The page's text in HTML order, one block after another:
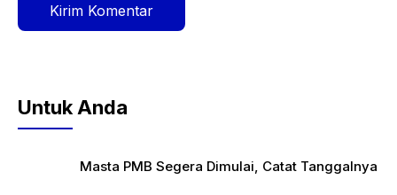
Untuk Anda
Masta PMB Segera Dimulai, Catat Tanggalnya